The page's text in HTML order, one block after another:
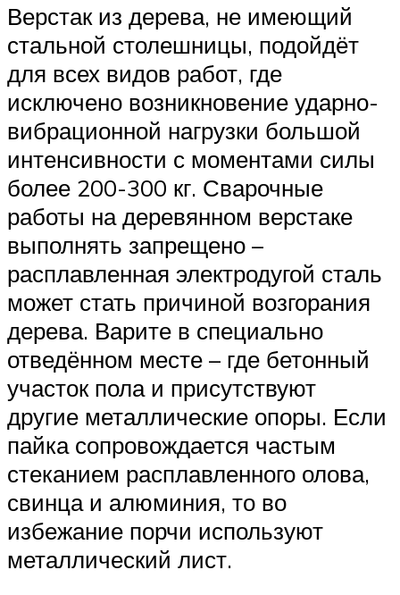
Верстак из дерева, не имеющий
стальной столешницы, подойдёт
для всех видов работ, где
исключено возникновение ударно-
вибрационной нагрузки большой
интенсивности с моментами силы
более 200-300 кг. Сварочные
работы на деревянном верстаке
выполнять запрещено –
расплавленная электродугой сталь
может стать причиной возгорания
дерева. Варите в специально
отведённом месте – где бетонный
участок пола и присутствуют
другие металлические опоры. Если
пайка сопровождается частым
стеканием расплавленного олова,
свинца и алюминия, то во
избежание порчи используют
металлический лист.